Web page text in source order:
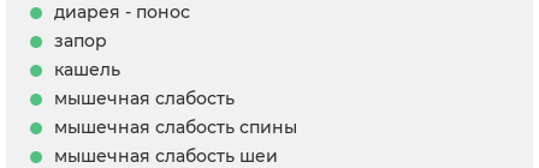
диарея - понос
запор
кашель
мышечная слабость
мышечная слабость спины
мышечная слабость шеи